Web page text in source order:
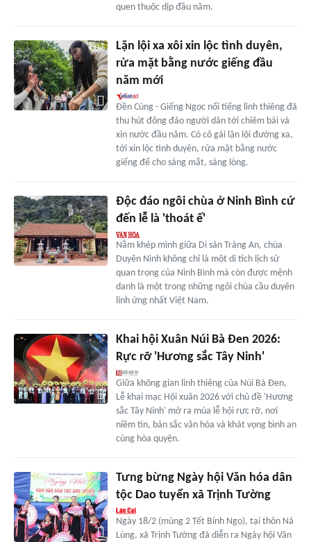
quen thuộc dịp đầu năm.
Lặn lội xa xôi xin lộc tình duyên,
rửa mặt bằng nước giếng đầu
năm mới
Đền Cùng - Giếng Ngọc nổi tiếng linh thiêng đã
thu hút đông đảo người dân tới chiêm bái và
xin nước đầu năm. Có cô gái lặn lội đường xa,
tới xin lộc tình duyên, rửa mặt bằng nước
giếng để cho sáng mắt, sáng lòng.
Độc đáo ngôi chùa ở Ninh Bình cứ
đến lễ là 'thoát ế'
Nằm khép mình giữa Di sản Tràng An, chùa
Duyên Ninh không chỉ là một di tích lịch sử
quan trọng của Ninh Bình mà còn được mệnh
danh là một trong những ngôi chùa cầu duyên
linh ứng nhất Việt Nam.
Khai hội Xuân Núi Bà Đen 2026:
Rực rỡ 'Hương sắc Tây Ninh'
Giữa không gian linh thiêng của Núi Bà Đen,
Lễ khai mạc Hội xuân 2026 với chủ đề 'Hương
sắc Tây Ninh' mở ra mùa lễ hội rực rỡ, nơi
niềm tin, bản sắc văn hóa và khát vọng bình an
cùng hòa quyện.
Tưng bừng Ngày hội Văn hóa dân
tộc Dao tuyển xã Trịnh Tường
Ngày 18/2 (mùng 2 Tết Bính Ngọ), tại thôn Ná
Lùng, xã Trịnh Tường đã diễn ra Ngày hội Văn